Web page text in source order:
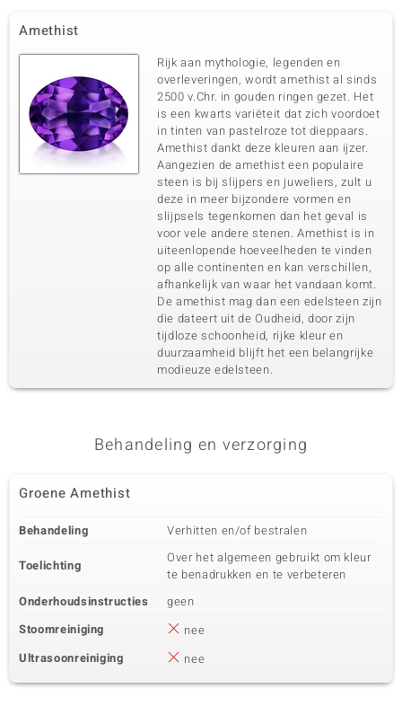
Amethist
Rijk aan mythologie, legenden en
overleveringen, wordt amethist al sinds
2500 v.Chr. in gouden ringen gezet. Het
is een kwarts variëteit dat zich voordoet
in tinten van pastelroze tot dieppaars.
Amethist dankt deze kleuren aan ijzer.
Aangezien de amethist een populaire
steen is bij slijpers en juweliers, zult u
deze in meer bijzondere vormen en
slijpsels tegenkomen dan het geval is
voor vele andere stenen. Amethist is in
uiteenlopende hoeveelheden te vinden
op alle continenten en kan verschillen,
afhankelijk van waar het vandaan komt.
De amethist mag dan een edelsteen zijn
die dateert uit de Oudheid, door zijn
tijdloze schoonheid, rijke kleur en
duurzaamheid blijft het een belangrijke
modieuze edelsteen.
Behandeling en verzorging
Groene Amethist
Behandeling Verhitten en/of bestralen
Toelichting
Over het algemeen gebruikt om kleur
te benadrukken en te verbeteren
Onderhoudsinstructies
geen
Stoomreiniging
nee
Ultrasoonreiniging
nee